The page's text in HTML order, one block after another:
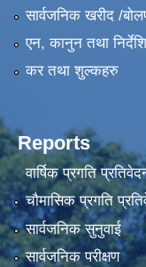
सार्वजनिक खरीद /
एन, कानुन तथा
कर तथा शुल्कहरु
Reports
वार्षिक प्रगति
चौमासिक प्रगति
सार्वजनिक सुनुवाई
सार्वजनिक परीक्षण